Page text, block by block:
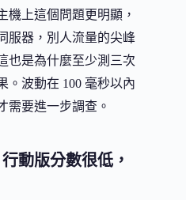
機上這個問題更明顯，
服器，別人流量的尖峰
也是為什麼至少測三次
。波動在 100 毫秒以內
需要進一步調查。
動版分數很低，